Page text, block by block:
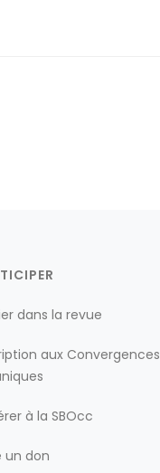
dans la revue
aux Convergences
à la SBOcc
un don